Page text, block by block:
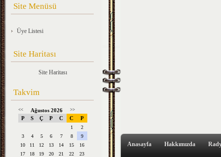
Site Menüsü
Üye Listesi
Site Haritası
Site Haritası
Takvim
<< Ağustos 2026 >>
P S Ç P C C P
1
2
3
4 5 6 7 8
9
10
11 12 13 14 15
16
17
18 19 20 21 22
23
Anasayfa Hakkımızda